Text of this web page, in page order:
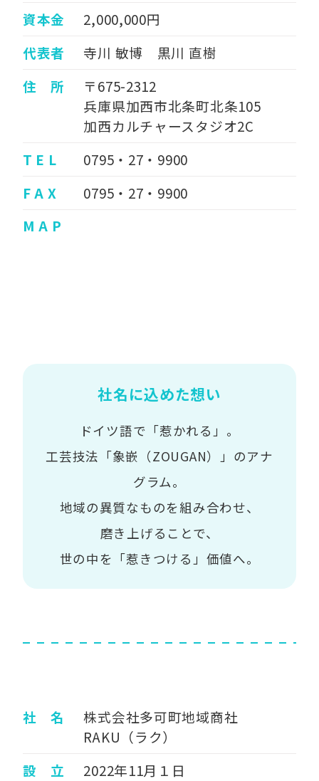
資本金
2,000,000円
代表者
寺川 敏博 黒川 直樹
住 所
〒675-2312
兵庫県加西市北条町北条105
加西カルチャースタジオ2C
T E L
0795・27・9900
F A X
0795・27・9900
M A P
社名に込めた想い
ドイツ語で「惹かれる」。
工芸技法「象嵌（ZOUGAN）」のアナ
グラム。
地域の異質なものを組み合わせ、
磨き上げることで、
世の中を「惹きつける」価値へ。
社 名
株式会社多可町地域商社
RAKU（ラク）
設 立
2022年11月１日